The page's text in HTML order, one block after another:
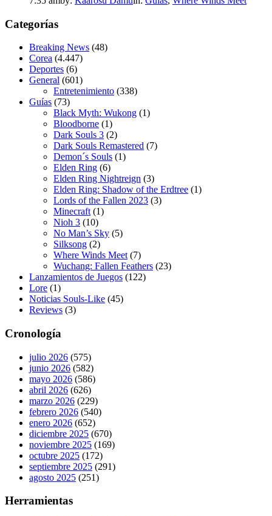
Categorías
Breaking News (48)
Corea (4.447)
Deportes (6)
General (601)
Entretenimiento (338)
Guías (73)
Black Myth: Wukong (1)
Bloodborne (1)
Dark Souls 3 (2)
Dark Souls Remastered (7)
Demon´s Souls (1)
Elden Ring (6)
Elden Ring Nightreign (3)
Elden Ring: Shadow of the Erdtree (1)
Lords of the Fallen 2023 (3)
Minecraft (1)
Nioh 3 (10)
No Man’s Sky (5)
Silksong (2)
Where Winds Meet (7)
Wuchang: Fallen Feathers (23)
Lanzamientos de Juegos (122)
Lore (1)
Noticias Souls-Like (45)
Reviews (3)
Cronología
julio 2026 (575)
junio 2026 (582)
mayo 2026 (586)
abril 2026 (626)
marzo 2026 (229)
febrero 2026 (540)
enero 2026 (652)
diciembre 2025 (670)
noviembre 2025 (169)
octubre 2025 (172)
septiembre 2025 (291)
agosto 2025 (251)
Herramientas